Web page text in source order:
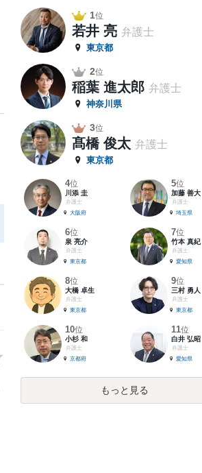
1位
若井 亮 弁護士
東京都
2位
稲葉 進太郎 弁護士
神奈川県
3位
髙橋 俊太 弁護士
東京都
4位
川添 圭
弁護士
大阪府
5位
加藤 善大
弁護士
埼玉県
6位
泉 亮介
弁護士
東京都
7位
竹本 真紀
弁護士
愛知県
8位
大橋 卓生
弁護士
東京都
9位
三村 勇人
弁護士
東京都
10位
小杉 和
弁護士
京都府
11位
白井 弘昭
弁護士
愛知県
もっと見る